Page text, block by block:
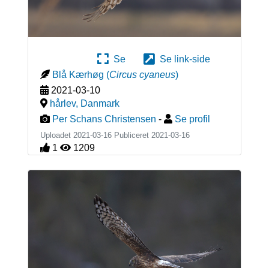
Se
Se link-side
Blå Kærhøg (Circus cyaneus)
2021-03-10
hårlev, Danmark
Per Schans Christensen - Se profil
Uploadet 2021-03-16 Publiceret 2021-03-16
1 1209